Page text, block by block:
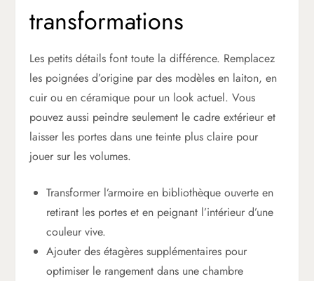
transformations
Les petits détails font toute la différence. Remplacez
les poignées d’origine par des modèles en laiton, en
cuir ou en céramique pour un look actuel. Vous
pouvez aussi peindre seulement le cadre extérieur et
laisser les portes dans une teinte plus claire pour
jouer sur les volumes.
Transformer l’armoire en bibliothèque ouverte en
retirant les portes et en peignant l’intérieur d’une
couleur vive.
Ajouter des étagères supplémentaires pour
optimiser le rangement dans une chambre